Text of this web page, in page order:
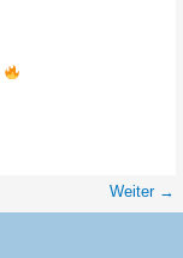
Weiter →